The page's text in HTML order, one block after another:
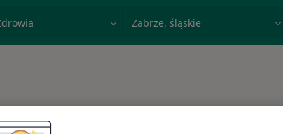
badanie lub nazwiskomiasto lub dzielnica